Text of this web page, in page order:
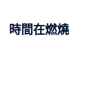
時間在燃燒